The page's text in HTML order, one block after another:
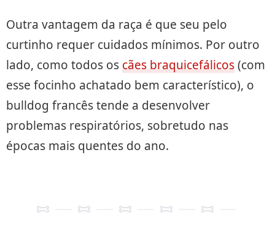
Outra vantagem da raça é que seu pelo
curtinho requer cuidados mínimos. Por outro
lado, como todos os cães braquicefálicos(com
esse focinho achatado bem característico), o
bulldog francês tende a desenvolver
problemas respiratórios, sobretudo nas
épocas mais quentes do ano.